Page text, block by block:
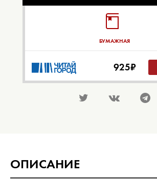
БУМАЖНАЯ
925₽
ОПИСАНИЕ